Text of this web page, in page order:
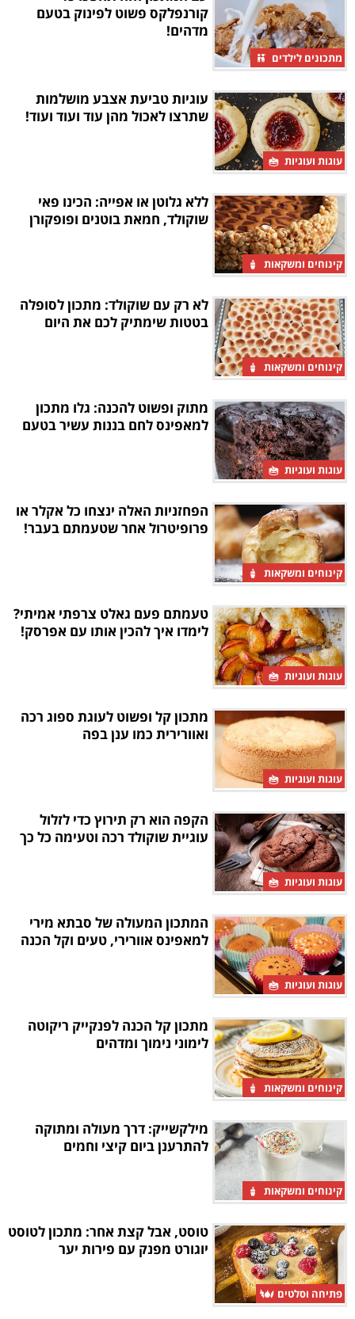
מתכונים לילדים
קורנפלקס פשוט לפינוק בטעם
מדהים!
עוגות ועוגיות
עוגיות טביעת אצבע מושלמות
שתרצו לאכול מהן עוד ועוד ועוד!
קינוחים ומשקאות
ללא גלוטן או אפייה: הכינו פאי
שוקולד, חמאת בוטנים ופופקורן
קינוחים ומשקאות
לא רק עם שוקולד: מתכון לסופלה
בטטות שימתיק לכם את היום
עוגות ועוגיות
מתוק ופשוט להכנה: גלו מתכון
למאפינס לחם בננות עשיר בטעם
קינוחים ומשקאות
הפחזניות האלה ינצחו כל אקלר או
פרופיטרול אחר שטעמתם בעבר!
עוגות ועוגיות
טעמתם פעם גאלט צרפתי אמיתי?
לימדו איך להכין אותו עם אפרסק!
עוגות ועוגיות
מתכון קל ופשוט לעוגת ספוג רכה
ואוורירית כמו ענן בפה
עוגות ועוגיות
הקפה הוא רק תירוץ כדי לזלול
עוגיית שוקולד רכה וטעימה כל כך
עוגות ועוגיות
המתכון המעולה של סבתא מירי
למאפינס אוורירי, טעים וקל הכנה
קינוחים ומשקאות
מתכון קל הכנה לפנקייק ריקוטה
לימוני נימוך ומדהים
קינוחים ומשקאות
מילקשייק: דרך מעולה ומתוקה
להתרענן ביום קיצי וחמים
פתיחה וסלטים
טוסט, אבל קצת אחר: מתכון לטוסט
יוגורט מפנק עם פירות יער